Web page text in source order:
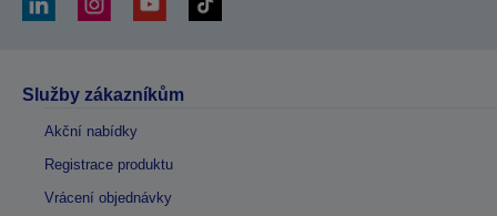
Služby zákazníkům
Akční nabídky
Registrace produktu
Vrácení objednávky